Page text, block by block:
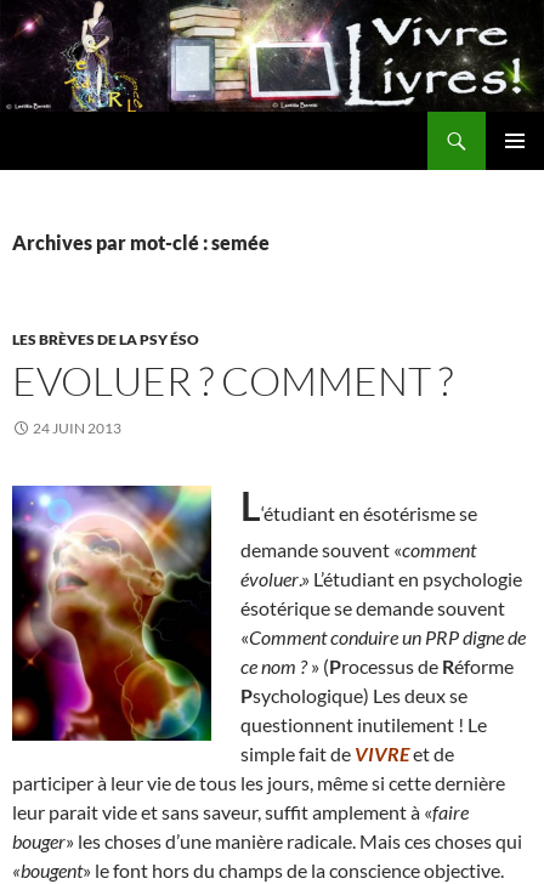
Aller
au
contenu
Archives par mot-clé : semée
LES BRÈVES DE LA PSY ÉSO
EVOLUER ? COMMENT ?
24 JUIN 2013
L‘étudiant en ésotérisme se
demande souvent «comment
évoluer.» L’étudiant en psychologie
ésotérique se demande souvent
«Comment conduire un PRP digne de
ce nom ?» (Processus de Réforme
Psychologique) Les deux se
questionnent inutilement ! Le
simple fait de VIVREet de
participer à leur vie de tous les jours, même si cette dernière
leur parait vide et sans saveur, suffit amplement à «faire
bouger» les choses d’une manière radicale. Mais ces choses qui
«bougent» le font hors du champs de la conscience objective.